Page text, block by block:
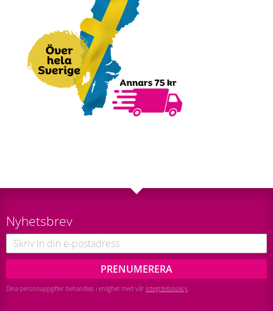
Nyhetsbrev
PRENUMERERA
Dina personuppgifter behandlas i enlighet med vår integritetspolicy.